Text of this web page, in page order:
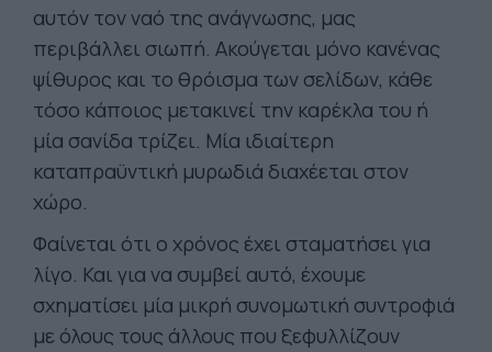
αυτόν τον ναό της ανάγνωσης, μας
περιβάλλει σιωπή. Ακούγεται μόνο κανένας
ψίθυρος και το θρόισμα των σελίδων, κάθε
τόσο κάποιος μετακινεί την καρέκλα του ή
μία σανίδα τρίζει. Μία ιδιαίτερη
καταπραϋντική μυρωδιά διαχέεται στον
χώρο.
Φαίνεται ότι ο χρόνος έχει σταματήσει για
λίγο. Και για να συμβεί αυτό, έχουμε
σχηματίσει μία μικρή συνομωτική συντροφιά
με όλους τους άλλους που ξεφυλλίζουν